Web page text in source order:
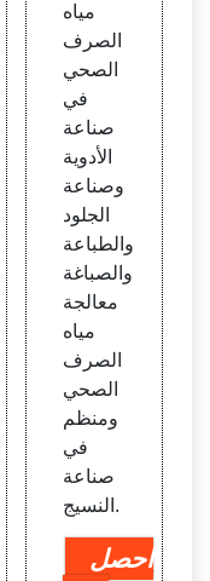
مياه
الصرف
الصحي
في
صناعة
الأدوية
وصناعة
الجلود
والطباعة
والصباغة
معالجة
مياه
الصرف
الصحي
ومنظم
في
صناعة
النسيج.
احصل